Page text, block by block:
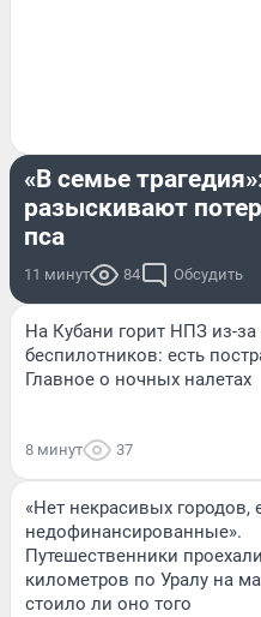
«В семье
разыскивают
пса
11 минут 84 Обсудить
На Кубани горит НПЗ из-за
беспилотников: есть
Главное о ночных налетах
8 минут 37
«Нет некрасивых городов,
недофинансированные».
Путешественники
километров по Уралу на
стоило ли оно того